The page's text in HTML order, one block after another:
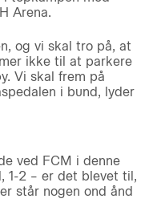
Arena.
og vi skal tro på, at
ikke til at parkere
Vi skal frem på
i bund, lyder
ved FCM i denne
1-2 – er det blevet til,
står nogen ond ånd